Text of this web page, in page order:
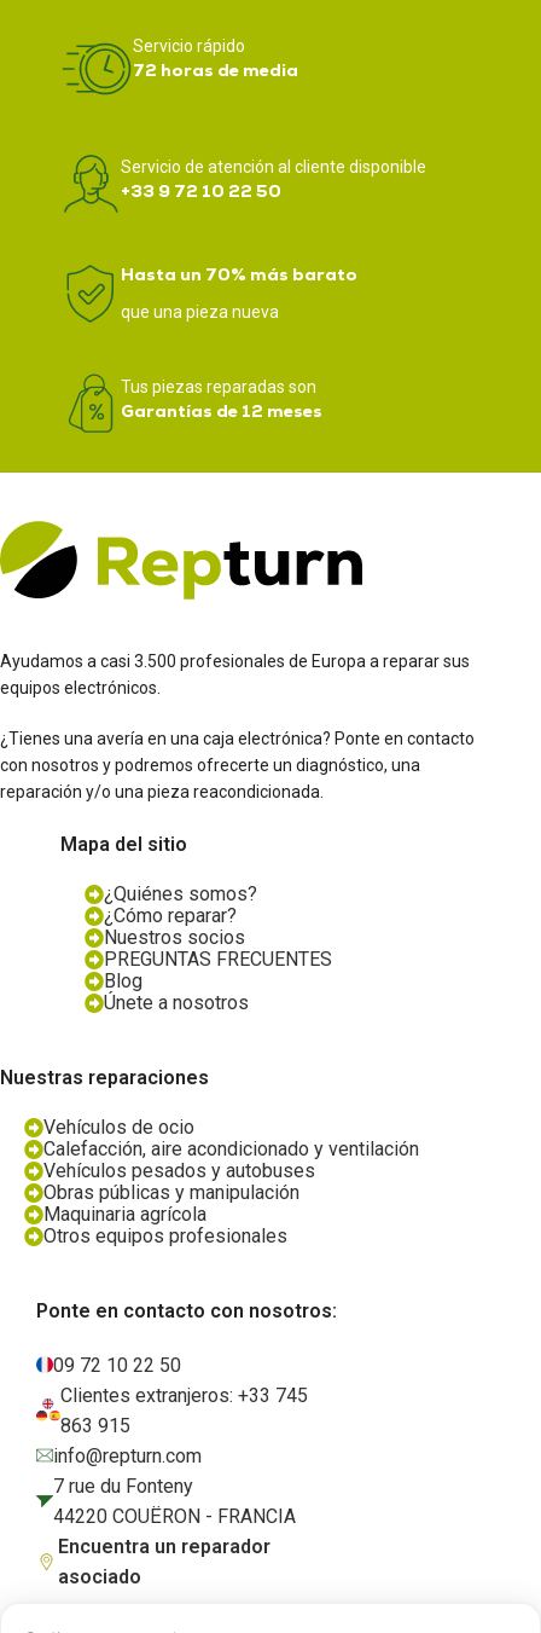
Servicio rápido
72 horas de media
Servicio de atención al cliente disponible
+33 9 72 10 22 50
Hasta un 70% más barato
que una pieza nueva
Tus piezas reparadas son
Garantías de 12 meses
Ayudamos a casi 3.500 profesionales de Europa a reparar sus
equipos electrónicos.
¿Tienes una avería en una caja electrónica? Ponte en contacto
con nosotros y podremos ofrecerte un diagnóstico, una
reparación y/o una pieza reacondicionada.
Mapa del sitio
¿Quiénes somos?
¿Cómo reparar?
Nuestros socios
PREGUNTAS FRECUENTES
Blog
Únete a nosotros
Nuestras reparaciones
Vehículos de ocio
Calefacción, aire acondicionado y ventilación
Vehículos pesados y autobuses
Obras públicas y manipulación
Maquinaria agrícola
Otros equipos profesionales
Ponte en contacto con nosotros:
09 72 10 22 50
Clientes extranjeros: +33 745
863 915
info@repturn.com
7 rue du Fonteny
44220 COUËRON - FRANCIA
Encuentra un reparador
asociado